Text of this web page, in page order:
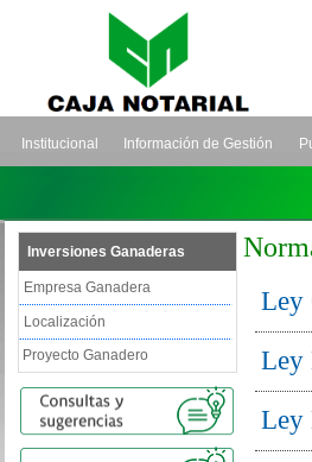
Institucional Información de Gestión
Inversiones Ganaderas
Empresa Ganadera
Localización
Proyecto Ganadero
Ley
Ley
Ley